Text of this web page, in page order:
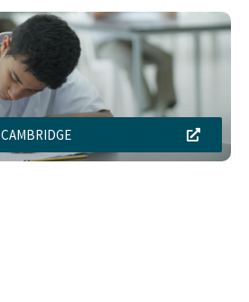
CAMBRIDGE